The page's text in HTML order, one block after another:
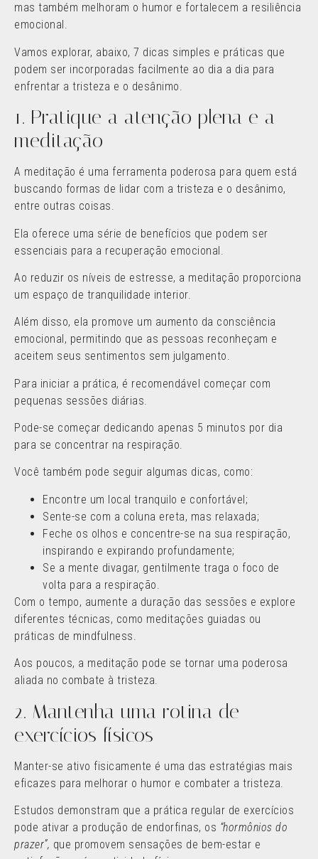
mas também melhoram o humor e fortalecem a resiliência
emocional.
Vamos explorar, abaixo, 7 dicas simples e práticas que
podem ser incorporadas facilmente ao dia a dia para
enfrentar a tristeza e o desânimo.
1. Pratique a atenção plena e a
meditação
A meditação é uma ferramenta poderosa para quem está
buscando formas de lidar com a tristeza e o desânimo,
entre outras coisas.
Ela oferece uma série de benefícios que podem ser
essenciais para a recuperação emocional.
Ao reduzir os níveis de estresse, a meditação proporciona
um espaço de tranquilidade interior.
Além disso, ela promove um aumento da consciência
emocional, permitindo que as pessoas reconheçam e
aceitem seus sentimentos sem julgamento.
Para iniciar a prática, é recomendável começar com
pequenas sessões diárias.
Pode-se começar dedicando apenas 5 minutos por dia
para se concentrar na respiração.
Você também pode seguir algumas dicas, como:
Encontre um local tranquilo e confortável;
Sente-se com a coluna ereta, mas relaxada;
Feche os olhos e concentre-se na sua respiração,
inspirando e expirando profundamente;
Se a mente divagar, gentilmente traga o foco de
volta para a respiração.
Com o tempo, aumente a duração das sessões e explore
diferentes técnicas, como meditações guiadas ou
práticas de mindfulness.
Aos poucos, a meditação pode se tornar uma poderosa
aliada no combate à tristeza.
2. Mantenha uma rotina de
exercícios físicos
Manter-se ativo fisicamente é uma das estratégias mais
eficazes para melhorar o humor e combater a tristeza.
Estudos demonstram que a prática regular de exercícios
pode ativar a produção de endorfinas, os “hormônios do
prazer”, que promovem sensações de bem-estar e